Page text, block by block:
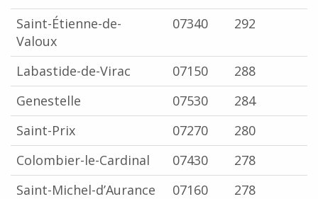
Saint-Étienne-de-
Valoux
07340 292
Labastide-de-Virac 07150
288
Genestelle
07530
284
Saint-Prix
07270
280
Colombier-le-Cardinal
07430
278
Saint-Michel-d’Aurance
07160
278